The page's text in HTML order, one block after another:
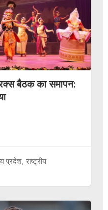
बैठक का समापन:
प्रदेश, राष्ट्रीय